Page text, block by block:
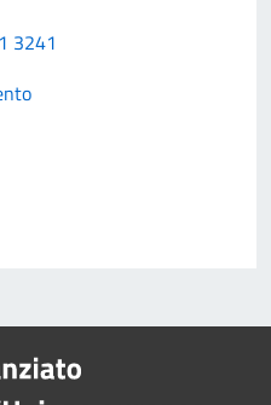
3241